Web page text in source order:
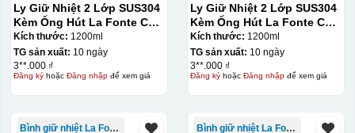
Ly Giữ Nhiệt 2 Lớp SUS304
Kèm Ống Hút La Fonte Có
Tay Cầm 1200ml
Kích thước: 1200ml
TG sản xuất: 10 ngày
3**.000 ₫
Đăng kýhoặc Đăng nhậpđể xem giá
Ly Giữ Nhiệt 2 Lớp SUS304
Kèm Ống Hút La Fonte Có
Tay Cầm 1200ml
Kích thước: 1200ml
TG sản xuất: 10 ngày
3**.000 ₫
Đăng kýhoặc Đăng nhậpđể xem giá
Bình giữ nhiệt La Fonte Bình giữ nhiệt La Fonte